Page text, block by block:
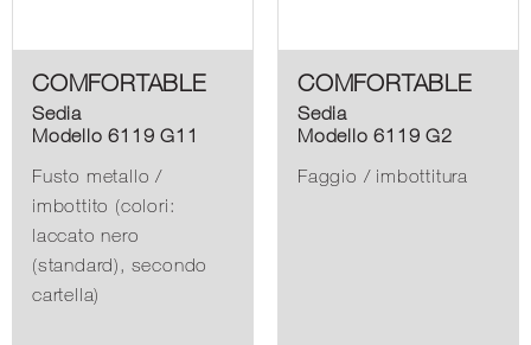
COMFORTABLE
Sedia
Modello 6119 G11
Fusto metallo /
imbottito (colori:
laccato nero
(standard), secondo
cartella)
COMFORTABLE
Sedia
Modello 6119 G2
Faggio / imbottitura